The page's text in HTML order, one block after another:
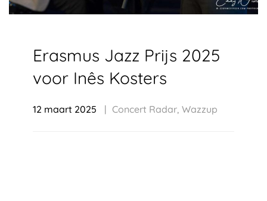
Erasmus Jazz Prijs 2025
voor Inês Kosters
12 maart 2025 Concert Radar, Wazzup